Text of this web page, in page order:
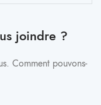
joindre ?
Comment pouvons-